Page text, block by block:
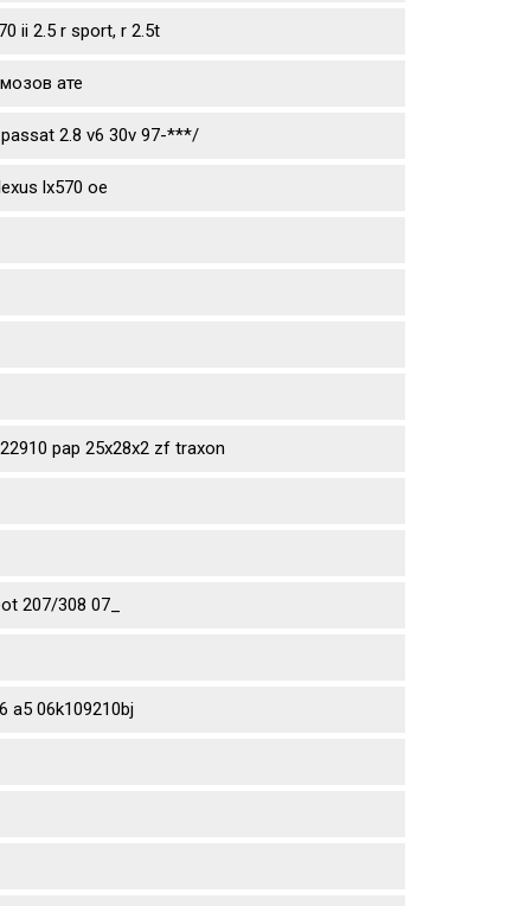
ii 2.5 r sport, r 2.5t
ате
2.8 v6 30v 97-***/
lx570 oe
pap 25x28x2 zf traxon
207/308 07_
a5 06k109210bj